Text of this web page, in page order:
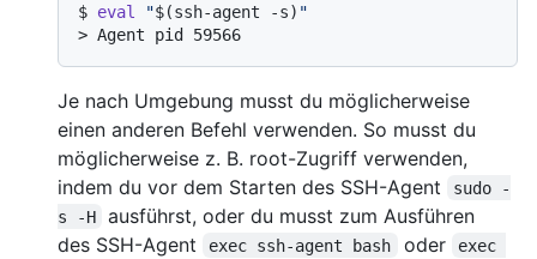
$ eval "$(ssh-agent -s) "
> Agent pid 59566
Je nach Umgebung musst du möglicherweise
einen anderen Befehl verwenden. So musst du
möglicherweise z. B. root-Zugriff verwenden,
indem du vor dem Starten des SSH-Agent
sudo -
s -H
ausführst, oder du musst zum Ausführen
des SSH-Agent
exec ssh-agent bash oder
exec